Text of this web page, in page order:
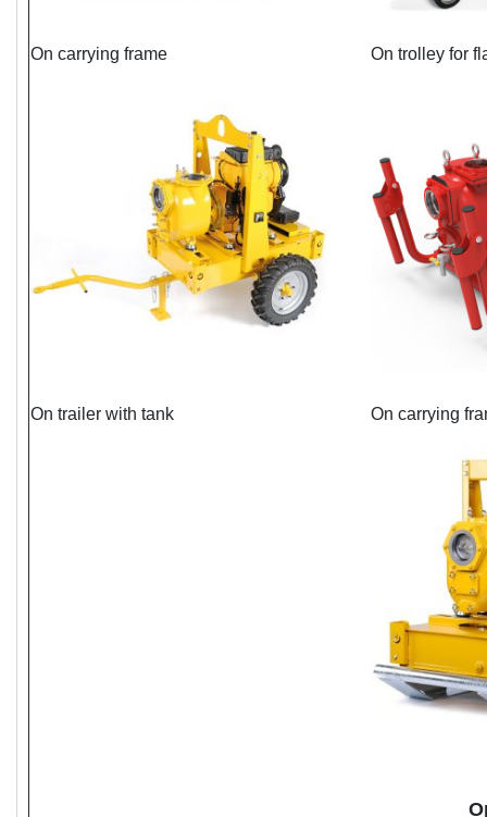
On carrying frame On trolley for
On trailer with tank On carrying